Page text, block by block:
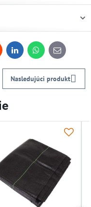
LinkedInWhatsApp
E-
mail
Nasledujúci produkt